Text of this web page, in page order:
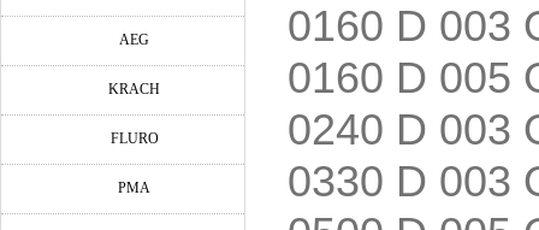
AEG
KRACH
FLURO
PMA
0160 D 003
0160 D 005
0240 D 003
0330 D 003